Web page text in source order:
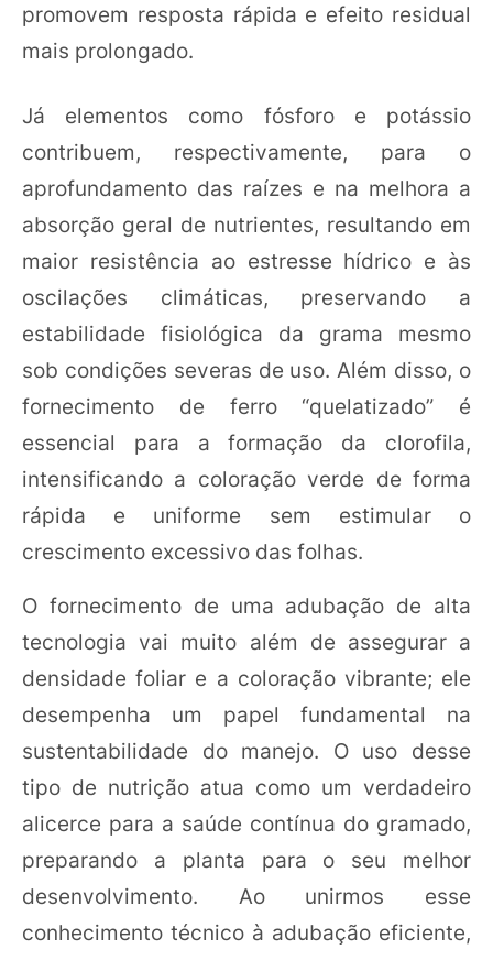
promovem resposta rápida e efeito residual
mais prolongado.
Já elementos como fósforo e potássio
contribuem, respectivamente, para o
aprofundamento das raízes e na melhora a
absorção geral de nutrientes, resultando em
maior resistência ao estresse hídrico e às
oscilações climáticas, preservando a
estabilidade fisiológica da grama mesmo
sob condições severas de uso. Além disso, o
fornecimento de ferro “quelatizado” é
essencial para a formação da clorofila,
intensificando a coloração verde de forma
rápida e uniforme sem estimular o
crescimento excessivo das folhas.
O fornecimento de uma adubação de alta
tecnologia vai muito além de assegurar a
densidade foliar e a coloração vibrante; ele
desempenha um papel fundamental na
sustentabilidade do manejo. O uso desse
tipo de nutrição atua como um verdadeiro
alicerce para a saúde contínua do gramado,
preparando a planta para o seu melhor
desenvolvimento. Ao unirmos esse
conhecimento técnico à adubação eficiente,